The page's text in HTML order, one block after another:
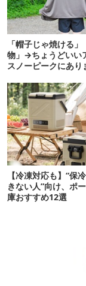
「帽子じゃ焼ける
物」→ちょうどいい
スノーピークにあり
【冷凍対応も】“保
きない人”向け、ポ
庫おすすめ12選